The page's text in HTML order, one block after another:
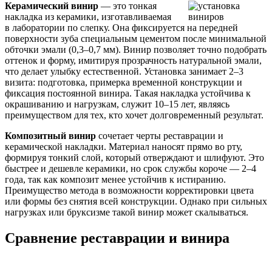
Керамический винир — это тонкая
накладка из керамики, изготавливаемая
в лаборатории по слепку. Она фиксируется на передней
поверхности зуба специальным цементом после минимальной
обточки эмали (0,3–0,7 мм). Винир позволяет точно подобрать
оттенок и форму, имитируя прозрачность натуральной эмали,
что делает улыбку естественной. Установка занимает 2–3
визита: подготовка, примерка временной конструкции и
фиксация постоянной винира. Такая накладка устойчива к
окрашиванию и нагрузкам, служит 10–15 лет, являясь
преимуществом для тех, кто хочет долговременный результат.
Композитный винир сочетает черты реставрации и
керамической накладки. Материал наносят прямо во рту,
формируя тонкий слой, который отверждают и шлифуют. Это
быстрее и дешевле керамики, но срок службы короче — 2–4
года, так как композит менее устойчив к истиранию.
Преимущество метода в возможности корректировки цвета
или формы без снятия всей конструкции. Однако при сильных
нагрузках или бруксизме такой винир может скалываться.
Сравнение реставрации и винира